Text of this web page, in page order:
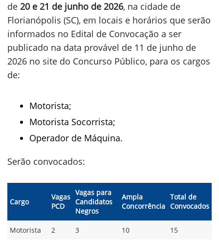
de 20 e 21 de junho de 2026, na cidade de
Florianópolis (SC), em locais e horários que serão
informados no Edital de Convocação a ser
publicado na data provável de 11 de junho de
2026 no site do Concurso Público, para os cargos
de:
Motorista;
Motorista Socorrista;
Operador de Máquina.
Serão convocados:
Cargo
Vagas
PCD
Vagas para
Candidatos
Negros
Ampla
Concorrência
Total de
Convocados
Motorista 2 3 10
15